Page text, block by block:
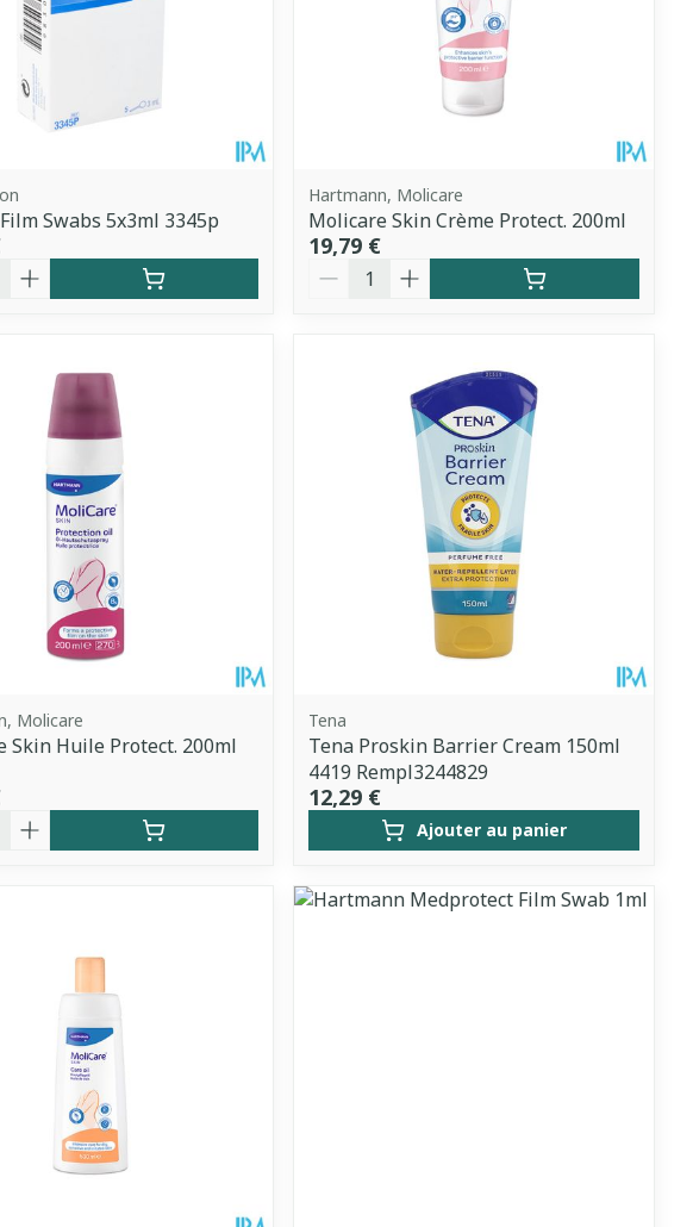
Swabs 5x3ml 3345p
Hartmann, Molicare
Molicare Skin Crème Protect. 200ml
19,79 €
Quantité
Molicare
Skin Huile Protect. 200ml
Tena
Tena Proskin Barrier Cream 150ml
4419 Rempl3244829
12,29 €
Ajouter au panier